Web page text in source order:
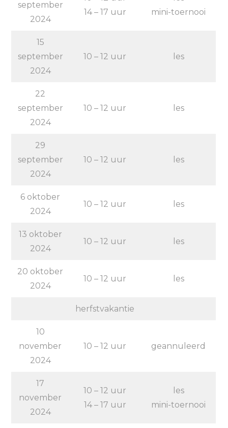
september
2024
14 – 17 uur
mini-toernooi
15
september
2024
10 – 12 uur les
22
september
2024
10 – 12 uur les
29
september
2024
10 – 12 uur les
6 oktober
2024
10 – 12 uur les
13 oktober
2024
10 – 12 uur les
20 oktober
2024
10 – 12 uur les
herfstvakantie
10
november
2024
10 – 12 uur geannuleerd
17
november
2024
10 – 12 uur
14 – 17 uur
les
mini-toernooi